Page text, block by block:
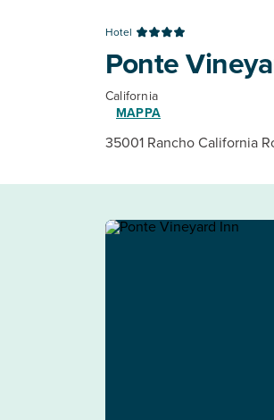
Hotel
Ponte
California
MAPPA
35001 Rancho California